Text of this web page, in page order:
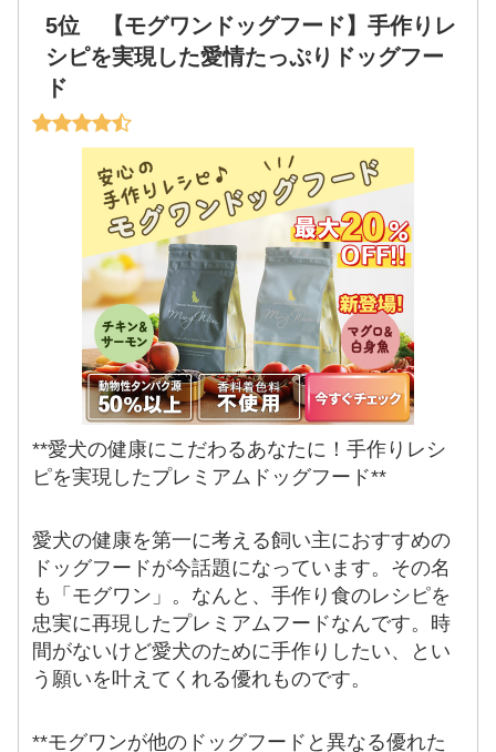
5位 【モグワンドッグフード】手作りレ
シピを実現した愛情たっぷりドッグフー
ド
**愛犬の健康にこだわるあなたに！手作りレシ
ピを実現したプレミアムドッグフード**
愛犬の健康を第一に考える飼い主におすすめの
ドッグフードが今話題になっています。その名
も「モグワン」。なんと、手作り食のレシピを
忠実に再現したプレミアムフードなんです。時
間がないけど愛犬のために手作りしたい、とい
う願いを叶えてくれる優れものです。
**モグワンが他のドッグフードと異なる優れた